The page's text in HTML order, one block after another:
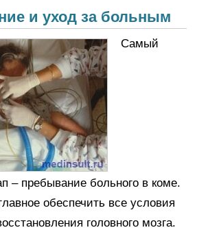
и уход за больным
Самый
– пребывание больного в коме.
обеспечить все условия
головного мозга.